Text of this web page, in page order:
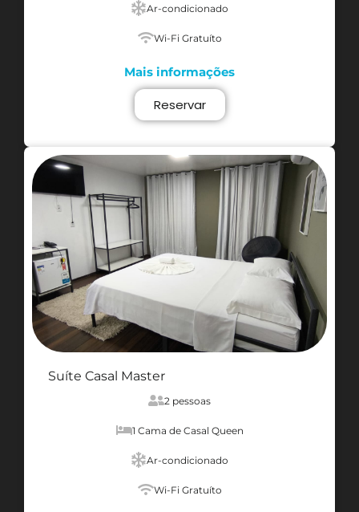
Ar-condicionado
Wi-Fi Gratuíto
Mais informações
Reservar
Suíte Casal Master
2 pessoas
1 Cama de Casal Queen
Ar-condicionado
Wi-Fi Gratuíto